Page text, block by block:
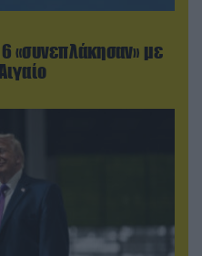
«συνεπλάκησαν» με